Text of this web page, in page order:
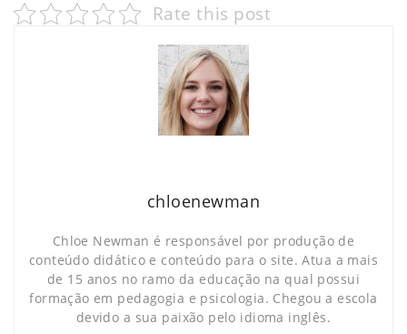
Rate this post
chloenewman
Chloe Newman é responsável por produção de
conteúdo didático e conteúdo para o site. Atua a mais
de 15 anos no ramo da educação na qual possui
formação em pedagogia e psicologia. Chegou a escola
devido a sua paixão pelo idioma inglês.